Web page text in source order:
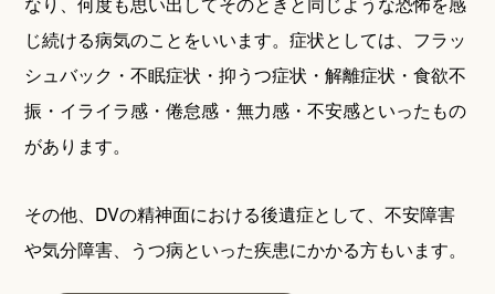
じ続ける病気のことをいいます。症状としては、フラッ
シュバック・不眠症状・抑うつ症状・解離症状・食欲不
振・イライラ感・倦怠感・無力感・不安感といったもの
があります。
その他、DVの精神面における後遺症として、不安障害
や気分障害、うつ病といった疾患にかかる方もいます。